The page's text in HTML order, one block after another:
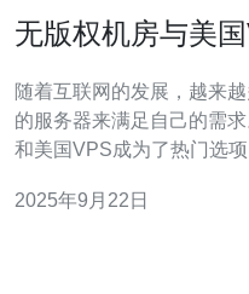
无版权机房与美
随着互联网的发展，越来
的服务器来满足自己的需
和美国VPS成为了热门选
用情况。 无版权机房的特点是什么？ 无版权机房通常是指
2025年9月22日